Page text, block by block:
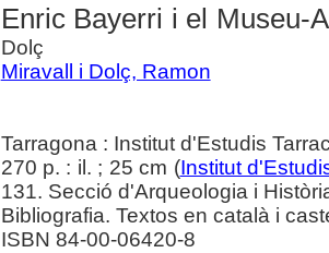
Enric Bayerri i el Museu-
Dolç
Miravall i Dolç, Ramon
Tarragona : Institut d'Estudis
270 p. : il. ; 25 cm (Institut
131. Secció d'Arqueologia i
Bibliografia. Textos en català i
ISBN 84-00-06420-8